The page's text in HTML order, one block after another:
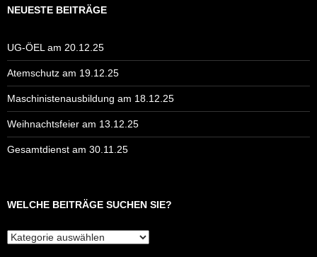
NEUESTE BEITRÄGE
UG-ÖEL am 20.12.25
Atemschutz am 19.12.25
Maschinistenausbildung am 18.12.25
Weihnachtsfeier am 13.12.25
Gesamtdienst am 30.11.25
WELCHE BEITRÄGE SUCHEN SIE?
Welche